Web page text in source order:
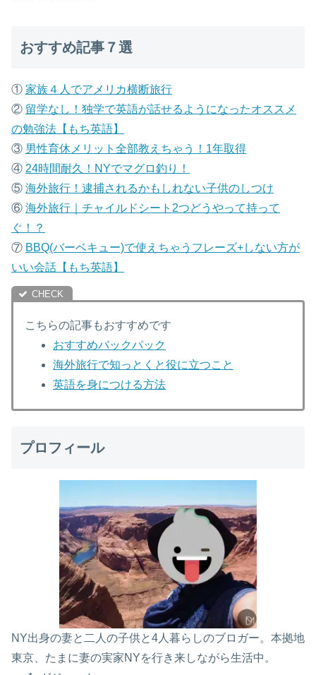
おすすめ記事７選
① 家族４人でアメリカ横断旅行
② 留学なし！独学で英語が話せるようになったオススメ
の勉強法【もち英語】
③ 男性育休メリット全部教えちゃう！1年取得
④ 24時間耐久！NYでマグロ釣り！
⑤ 海外旅行！逮捕されるかもしれない子供のしつけ
⑥ 海外旅行｜チャイルドシート2つどうやって持って
ぐ！？
⑦ BBQ(バーベキュー)で使えちゃうフレーズ+しない方が
いい会話【もち英語】
こちらの記事もおすすめです
おすすめバックパック
海外旅行で知っとくと役に立つこと
英語を身につける方法
プロフィール
NY出身の妻と二人の子供と4人暮らしのブロガー。本拠地
東京、たまに妻の実家NYを行き来しながら生活中。